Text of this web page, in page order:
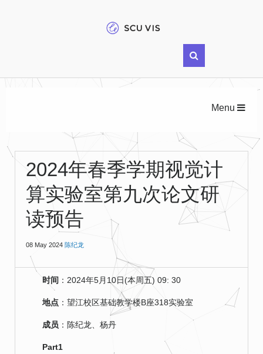
Menu
2024年春季学期视觉计
算实验室第九次论文研
读预告
08 May 2024 陈纪龙
时间 ：2024年5月10日(本周五) 09: 30
地点 ：望江校区基础教学楼B座318实验室
成员 ：陈纪龙、杨丹
Part1